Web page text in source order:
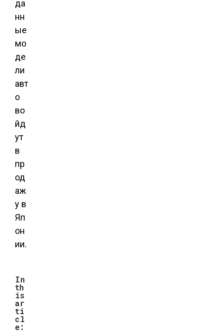
да
нн
ые
мо
де
ли
авт
о
во
йд
ут
в
пр
од
аж
у в
Яп
он
ии.
In
th
is
ar
ti
cl
e: